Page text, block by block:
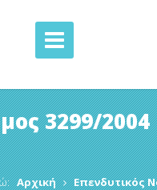
3299/2004
Αρχική
Επενδυτικός